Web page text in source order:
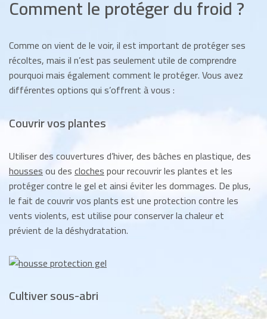
Comment le protéger du froid ?
Comme on vient de le voir, il est important de protéger ses
récoltes, mais il n’est pas seulement utile de comprendre
pourquoi mais également comment le protéger. Vous avez
différentes options qui s’offrent à vous :
Couvrir vos plantes
Utiliser des couvertures d’hiver, des bâches en plastique, des
houssesou desclochespour recouvrir les plantes et les
protéger contre le gel et ainsi éviter les dommages. De plus,
le fait de couvrir vos plants est une protection contre les
vents violents, est utilise pour conserver la chaleur et
prévient de la déshydratation.
Cultiver sous-abri